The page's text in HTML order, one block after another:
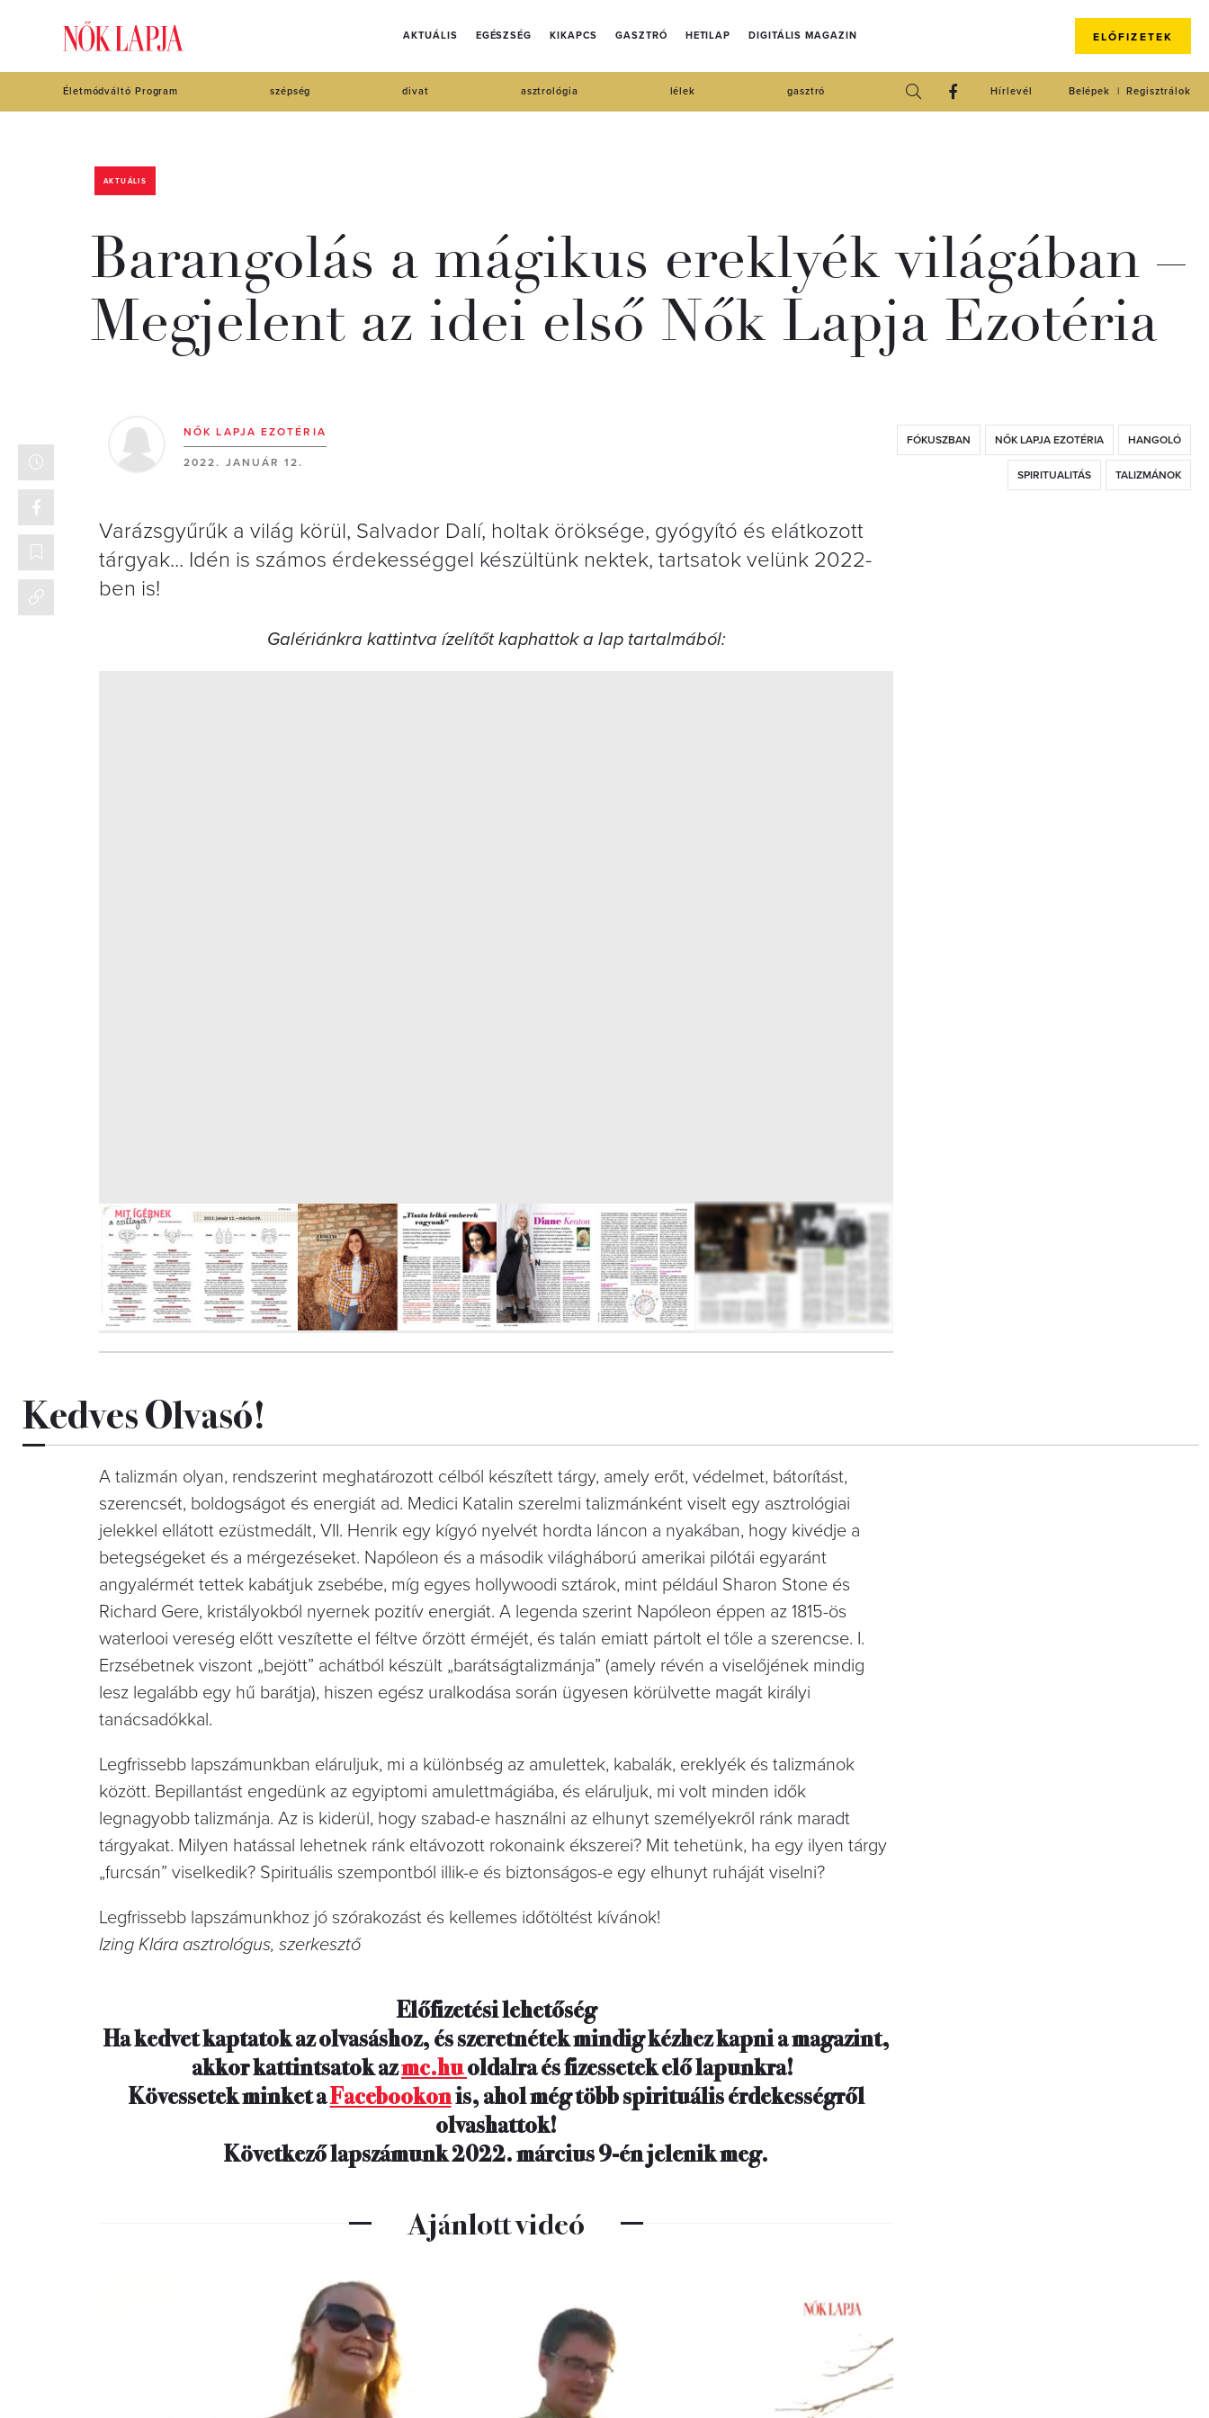
AKTUÁLIS EGÉSZSÉG KIKAPCS GASZTRÓ HETILAP DIGITÁLIS MAGAZIN ELŐFIZETEK
Életmódváltó Program szépség divat asztrológia lélek gasztró Regisztrálok
Belépek
Hírlevél
AKTUÁLIS
Barangolás a mágikus ereklyék világában –
Megjelent az idei első Nők Lapja Ezotéria
NŐK LAPJA EZOTÉRIA
2022. JANUÁR 12.
FÓKUSZBAN NŐK LAPJA EZOTÉRIA HANGOLÓ
SPIRITUALITÁS TALIZMÁNOK
Varázsgyűrűk a világ körül, Salvador Dalí, holtak öröksége, gyógyító és elátkozott
tárgyak... Idén is számos érdekességgel készültünk nektek, tartsatok velünk 2022-
ben is!
Galériánkra kattintva ízelítőt kaphattok a lap tartalmából:
Kedves Olvasó!
A talizmán olyan, rendszerint meghatározott célból készített tárgy, amely erőt, védelmet, bátorítást,
szerencsét, boldogságot és energiát ad. Medici Katalin szerelmi talizmánként viselt egy asztrológiai
jelekkel ellátott ezüstmedált, VII. Henrik egy kígyó nyelvét hordta láncon a nyakában, hogy kivédje a
betegségeket és a mérgezéseket. Napóleon és a második világháború amerikai pilótái egyaránt
angyalérmét tettek kabátjuk zsebébe, míg egyes hollywoodi sztárok, mint például Sharon Stone és
Richard Gere, kristályokból nyernek pozitív energiát. A legenda szerint Napóleon éppen az 1815-ös
waterlooi vereség előtt veszítette el féltve őrzött érméjét, és talán emiatt pártolt el tőle a szerencse. I.
Erzsébetnek viszont „bejött” achátból készült „barátságtalizmánja” (amely révén a viselőjének mindig
lesz legalább egy hű barátja), hiszen egész uralkodása során ügyesen körülvette magát királyi
tanácsadókkal.
Legfrissebb lapszámunkban eláruljuk, mi a különbség az amulettek, kabalák, ereklyék és talizmánok
között. Bepillantást engedünk az egyiptomi amulettmágiába, és eláruljuk, mi volt minden idők
legnagyobb talizmánja. Az is kiderül, hogy szabad-e használni az elhunyt személyekről ránk maradt
tárgyakat. Milyen hatással lehetnek ránk eltávozott rokonaink ékszerei? Mit tehetünk, ha egy ilyen tárgy
„furcsán” viselkedik? Spirituális szempontból illik-e és biztonságos-e egy elhunyt ruháját viselni?
Legfrissebb lapszámunkhoz jó szórakozást és kellemes időtöltést kívánok!
Izing Klára asztrológus, szerkesztő
Előfizetési lehetőség
Ha kedvet kaptatok az olvasáshoz, és szeretnétek mindig kézhez kapni a magazint,
akkor kattintsatok azmc.huoldalra és fizessetek elő lapunkra!
Kövessetek minket aFacebookonis, ahol még több spirituális érdekességről
olvashattok!
Következő lapszámunk 2022. március 9-én jelenik meg.
Ajánlott videó